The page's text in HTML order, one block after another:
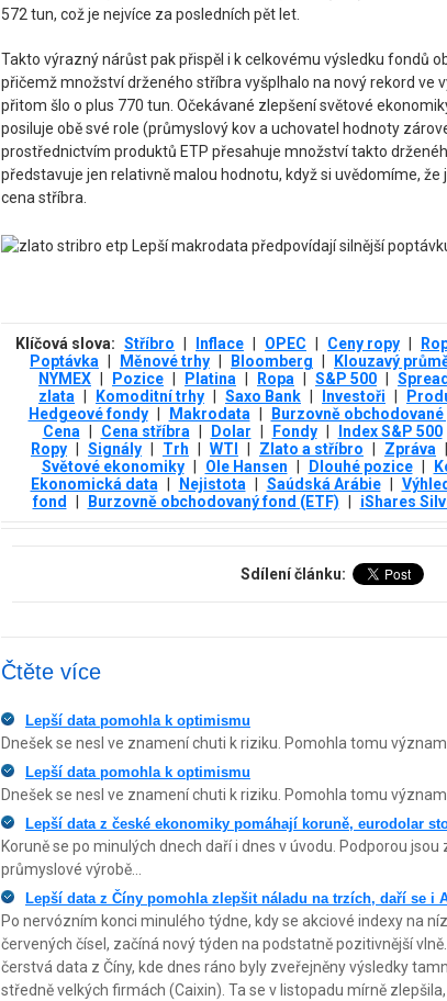
572 tun, což je nejvíce za posledních pět let.
Takto výrazný nárůst pak přispěl i k celkovému výsledku fondů
přičemž množství drženého stříbra vyšplhalo na nový rekord ve
přitom šlo o plus 770 tun. Očekávané zlepšení světové
posiluje obě své role (průmyslový kov a uchovatel hodnoty
prostřednictvím produktů ETP přesahuje množství takto
představuje jen relativně malou hodnotu, když si uvědomíme,
cena stříbra.
Klíčová slova: Stříbro Inflace OPEC Ceny ropy
Poptávka
Měnové trhy Bloomberg Klouzavý
NYMEX
Pozice Platina Ropa S&P 500 Spread
zlata
Komoditní trhy Saxo Bank Investoři
Hedgeové fondy
Makrodata Burzovně
Cena
Cena stříbra Dolar Fondy Index S&P 500
Ropy
Signály Trh WTI Zlato a stříbro Zpráva
Světové ekonomiky
Ole Hansen Dlouhé pozice
Ekonomická data
Nejistota Saúdská Arábie
fond
Burzovně obchodovaný fond (ETF) iShares
Sdílení článku:
Čtěte více
Lepší data pomohla k optimismu
Dnešek se nesl ve znamení chuti k riziku. Pomohla tomu
Lepší data pomohla k optimismu
Dnešek se nesl ve znamení chuti k riziku. Pomohla tomu
Lepší data z české ekonomiky pomáhají koruně, eurodolar
Koruně se po minulých dnech daří i dnes v úvodu. Podporou
průmyslové výrobě...
Lepší data z Číny pomohla zlepšit náladu na trzích, daří se i
Po nervózním konci minulého týdne, kdy se akciové indexy na
červených čísel, začíná nový týden na podstatně pozitivnější
čerstvá data z Číny, kde dnes ráno byly zveřejněny výsledky
středně velkých firmách (Caixin). Ta se v listopadu mírně